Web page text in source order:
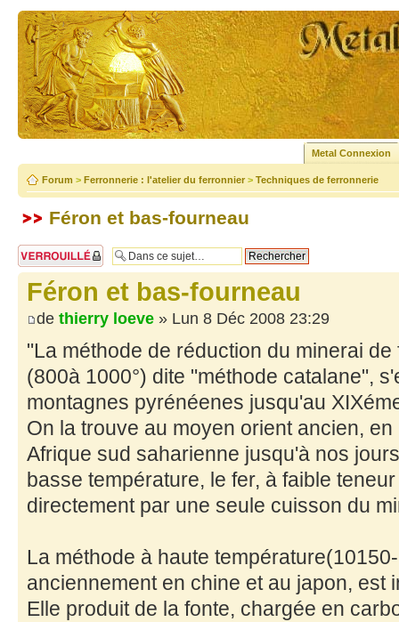
Metal Connexion
Forum > Ferronnerie : l'atelier du ferronnier > Techniques de ferronnerie
Féron et bas-fourneau
Sujet verrouillé
Féron et bas-fourneau
de thierry loeve » Lun 8 Déc 2008 23:29
"La méthode de réduction du minerai
(800à 1000°) dite "méthode catalane",
montagnes pyrénéenes jusqu'au
On la trouve au moyen orient ancien,
Afrique sud saharienne jusqu'à nos
basse température, le fer, à faible
directement par une seule cuisson du
La méthode à haute
anciennement en chine et au japon, est
Elle produit de la fonte, chargée en